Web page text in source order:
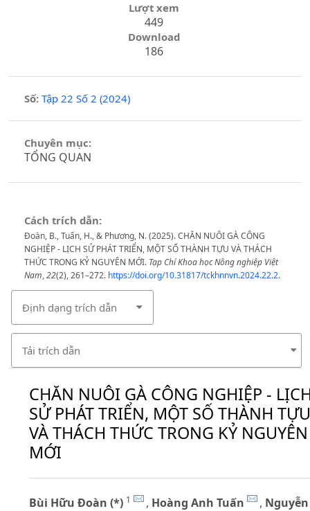
Lượt xem
449
Download
186
Số: Tập 22 Số 2 (2024)
Chuyên mục:
TỔNG QUAN
Cách trích dẫn:
Đoàn, B., Tuấn, H., & Phương, N. (2025). CHĂN NUÔI GÀ CÔNG
NGHIỆP - LỊCH SỬ PHÁT TRIỂN, MỘT SỐ THÀNH TỰU VÀ THÁCH
THỨC TRONG KỶ NGUYÊN MỚI. Tạp Chí Khoa học Nông nghiệp Việt
Nam,22(2), 261–272. https://doi.org/10.31817/tckhnnvn.2024.22.2.
Định dạng trích dẫn
Tải trích dẫn
CHĂN NUÔI GÀ CÔNG NGHIỆP -
SỬ PHÁT TRIỂN, MỘT SỐ THÀNH TỰU
VÀ THÁCH THỨC TRONG KỶ NGUYÊN
MỚI
Bùi Hữu Đoàn (*) 1 , Hoàng Anh Tuấn , Nguyễn